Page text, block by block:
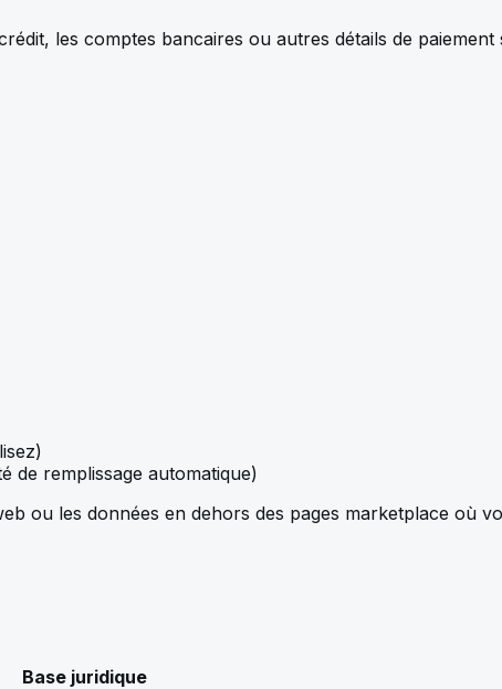
les comptes bancaires ou autres détails de paiement
de remplissage automatique)
ou les données en dehors des pages marketplace où
Base juridique